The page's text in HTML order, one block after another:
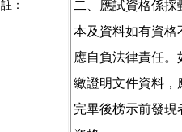
註：
二、應試資格係採
本及資料如有資格
應自負法律責任
繳證明文件資料，
完畢後榜示前發